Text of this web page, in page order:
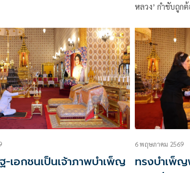
หลวง’ กำชับถูก
แล้วเสร็จ
ช่างสิบหมู่รวมพ
-เอกชนเป็นเจ้าภาพบำเพ็ญ
6 พฤษภาคม 2569
ทรงบำเพ็ญ